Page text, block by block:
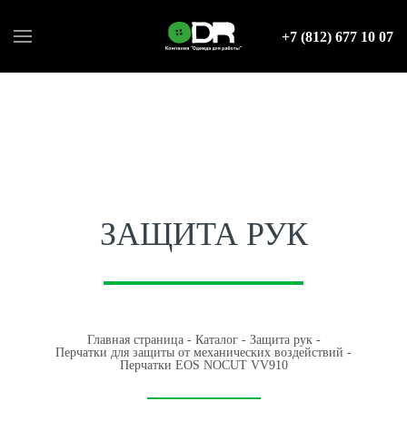
+7 (812) 677 10 07
ЗАЩИТА РУК
Главная страница- Каталог- Защита рук-
Перчатки для защиты от механических воздействий -
Перчатки EOS NOCUT VV910